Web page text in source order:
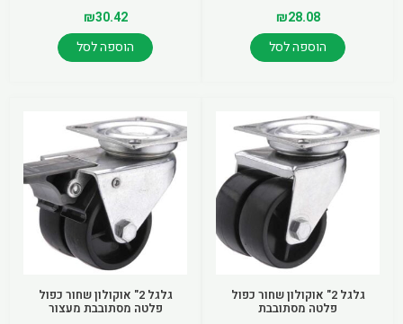
₪28.08
הוספה לסל
₪30.42
הוספה לסל
גלגל 2" אוקולון שחור כפול
פלטה מסתובבת
גלגל 2" אוקולון שחור כפול
פלטה מסתובבת מעצור